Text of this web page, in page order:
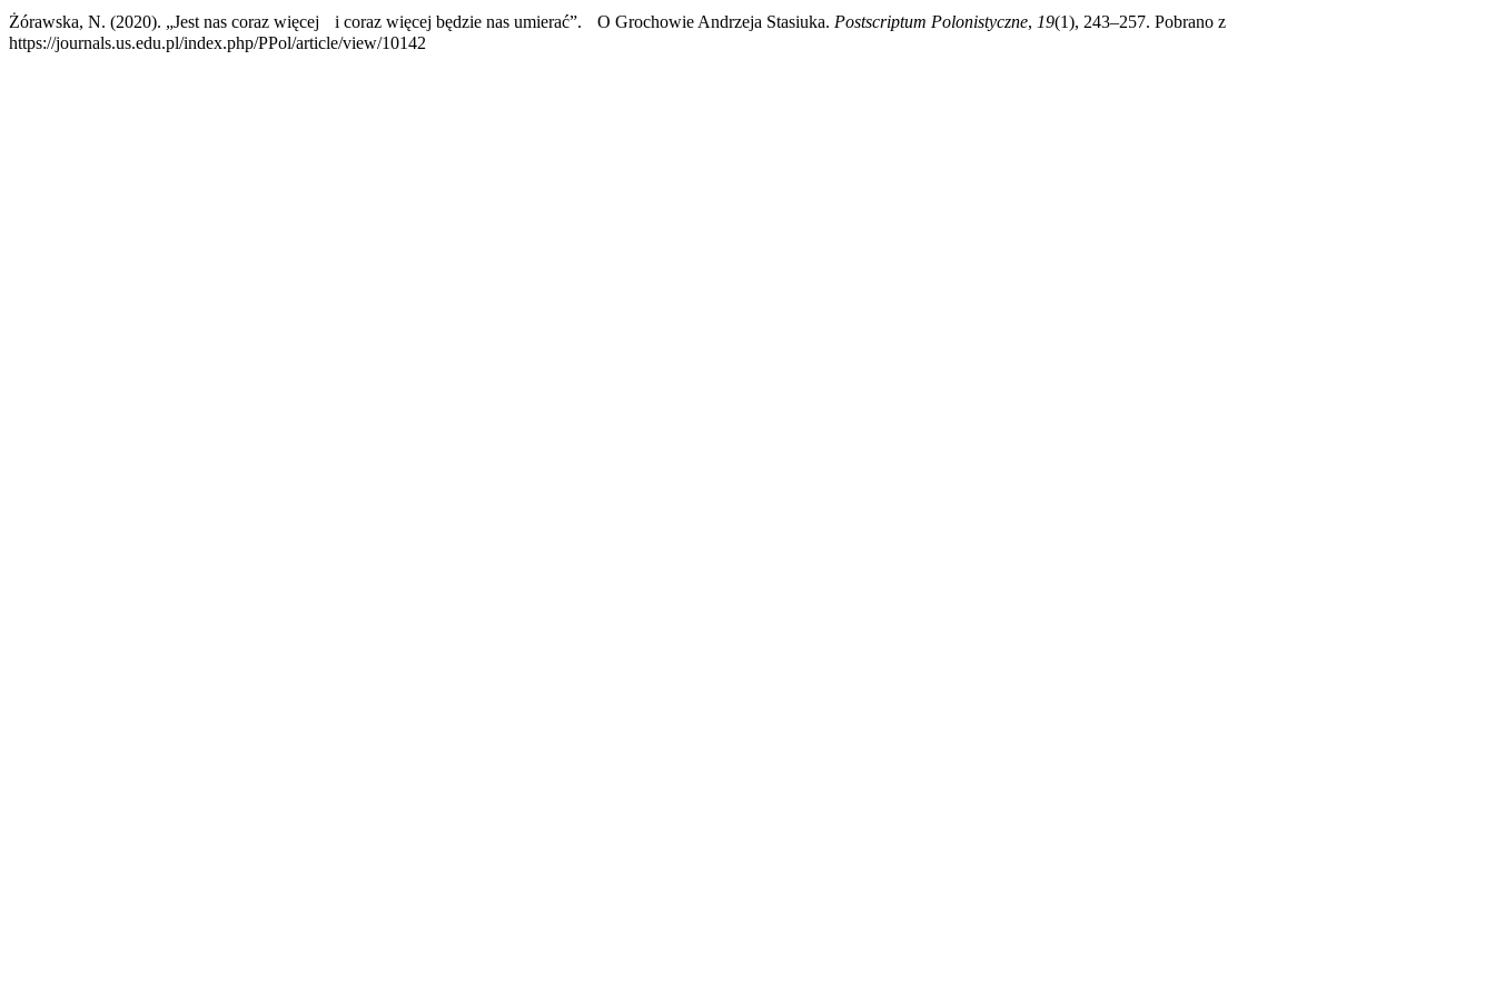
Żórawska, N. (2020). „Jest nas coraz więcej i coraz więcej będzie nas umierać”. O Grochowie Andrzeja Stasiuka. Postscriptum Polonistyczne, 19(1), 243–257. Pobrano z
https://journals.us.edu.pl/index.php/PPol/article/view/10142